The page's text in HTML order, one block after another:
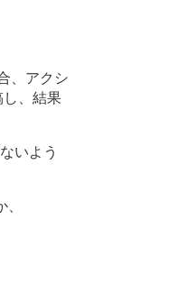
、アクシ
し、結果
いよう